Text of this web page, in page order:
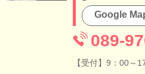
Google
089-
【受付】9：00～